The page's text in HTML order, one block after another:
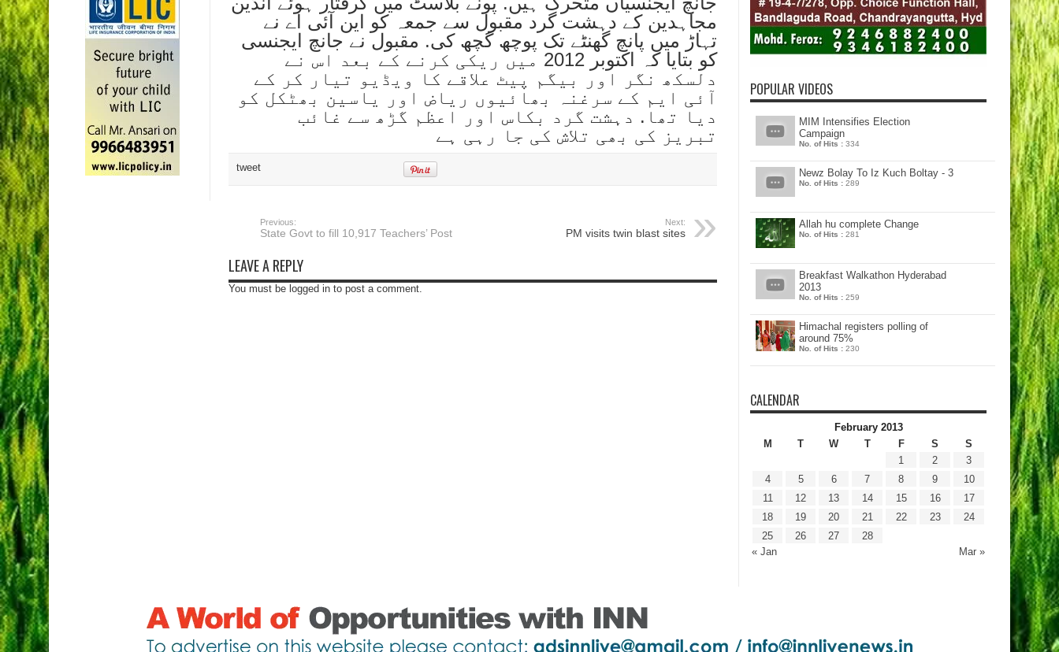
مجاہدین کے دہشت گرد مقبول سے جمعہ کو این آئی اے نے
تہاڑ میں پانچ گھنٹے تک پوچھ گچھ کی. مقبول نے جانچ ایجنسی
کو بتایا کہ اکتوبر 2012 میں ریکی کرنے کے بعد اس نے
دلسكھ نگر اور بیگم پیٹ علاقے کا ویڈیو تیار کر کے
آئی ایم کے سرغنہ بھائیوں ریاض اور یاسین بھٹكل کو
دیا تھا. دہشت گرد بكاس اور اعظم گڑھ سے غائب
تبریز کی بھی تلاش کی جا رہی ہے
tweet
Previous:
State Govt to fill 10,917 Teachers’ Post
Next:
PM visits twin blast sites
LEAVE A REPLY
You must be logged in to post a comment.
POPULAR VIDEOS
MIM Intensifies Election
Campaign
No. of Hits : 334
Newz Bolay To Iz Kuch Boltay - 3
No. of Hits : 289
Allah hu complete Change
No. of Hits : 281
Breakfast Walkathon Hyderabad
2013
No. of Hits : 259
Himachal registers polling of
around 75%
No. of Hits : 230
CALENDAR
February 2013
M
T W T F S S
« Jan Mar »
1 2
3
4
5 6 7 8 9
10
11
12 13 14 15 16
17
18
19 20 21 22 23
24
25
26 27 28